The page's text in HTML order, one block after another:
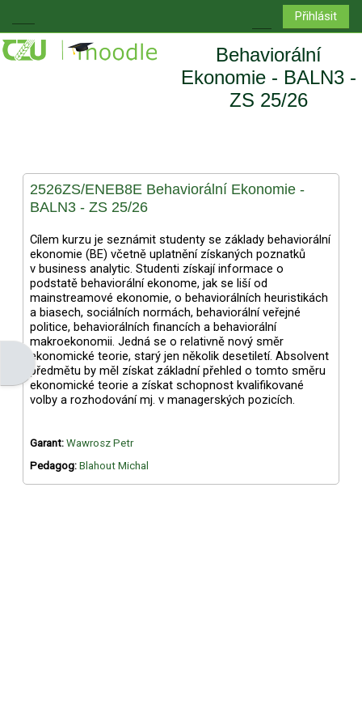
Boční panel
Přepnout
Přihlásit
Behaviorální
Ekonomie - BALN3 -
ZS 25/26
Otevřít panel bloku
2526ZS/ENEB8E Behaviorální Ekonomie -
BALN3 - ZS 25/26
Cílem kurzu je seznámit studenty se základy behaviorální
ekonomie (BE) včetně uplatnění získaných poznatků
v business analytic. Studenti získají informace o
podstatě behaviorální ekonome, jak se liší od
mainstreamové ekonomie, o behaviorálních heuristikách
a biasech, sociálních normách, behaviorální veřejné
politice, behaviorálních financích a behaviorální
makroekonomii. Jedná se o relativně nový směr
ekonomické teorie, starý jen několik desetiletí. Absolvent
předmětu by měl získat základní přehled o tomto směru
ekonomické teorie a získat schopnost kvalifikované
volby a rozhodování mj. v managerských pozicích.
Garant: Wawrosz Petr
Pedagog: Blahout Michal